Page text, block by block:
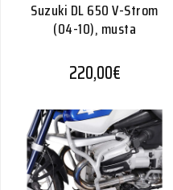
Suzuki DL 650 V-Strom
(04-10), musta
220,00€